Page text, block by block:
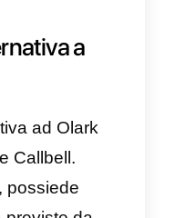
definire una
aziende che